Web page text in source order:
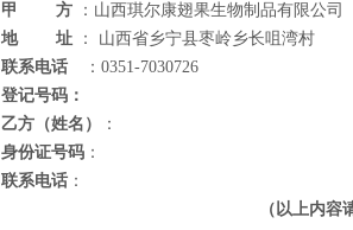
甲 方 ：山西琪尔康翅果生物制品有限公司
地 址 ： 山西省乡宁县枣岭乡长咀湾村
联系电话 ：0351-7030726
登记号码：
乙方（姓名）
：
身份证号码 ：
联系电话 ：
（以上内容